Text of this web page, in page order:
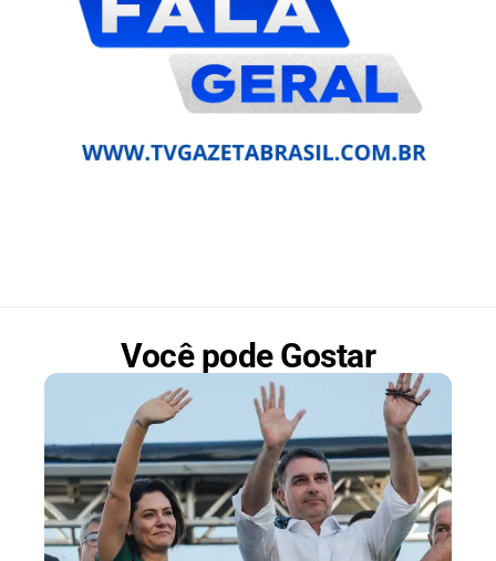
Você pode Gostar